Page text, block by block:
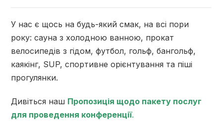
У нас є щось на будь-який смак, на всі пори
року: сауна з холодною ванною, прокат
велосипедів з гідом, футбол, гольф, бангольф,
каякінг, SUP, спортивне орієнтування та піші
прогулянки.
Дивіться наш Пропозиція щодо пакету послуг
для проведення конференції.